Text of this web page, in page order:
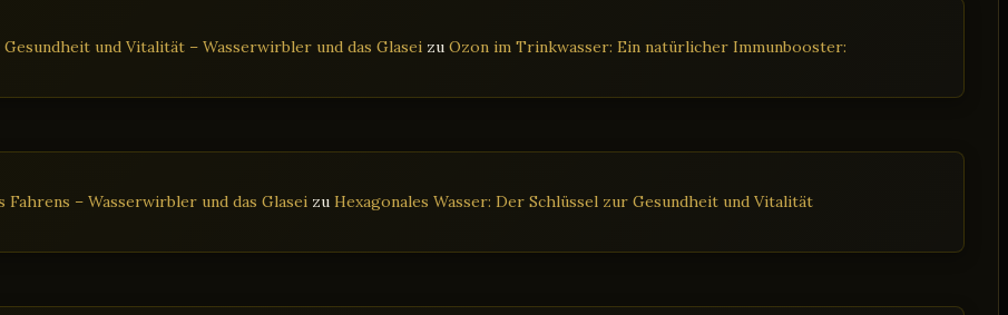
und Vitalität – Wasserwirbler und das Glasei zu Ozon im Trinkwasser: Ein natürlicher Immunbooster:
– Wasserwirbler und das Glasei zu Hexagonales Wasser: Der Schlüssel zur Gesundheit und Vitalität